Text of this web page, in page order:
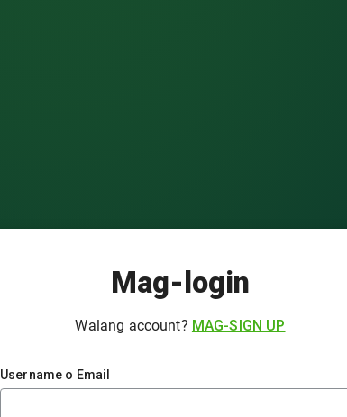
Mag-login
Walang account? MAG-SIGN UP
Username o Email